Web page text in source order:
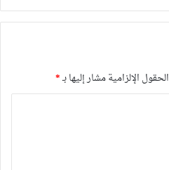
الحقول الإلزامية مشار إليها بـ*